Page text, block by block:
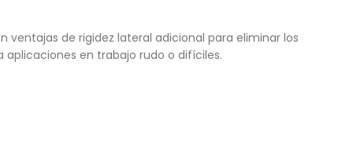
ventajas de rigidez lateral adicional para eliminar los
aplicaciones en trabajo rudo o difíciles.